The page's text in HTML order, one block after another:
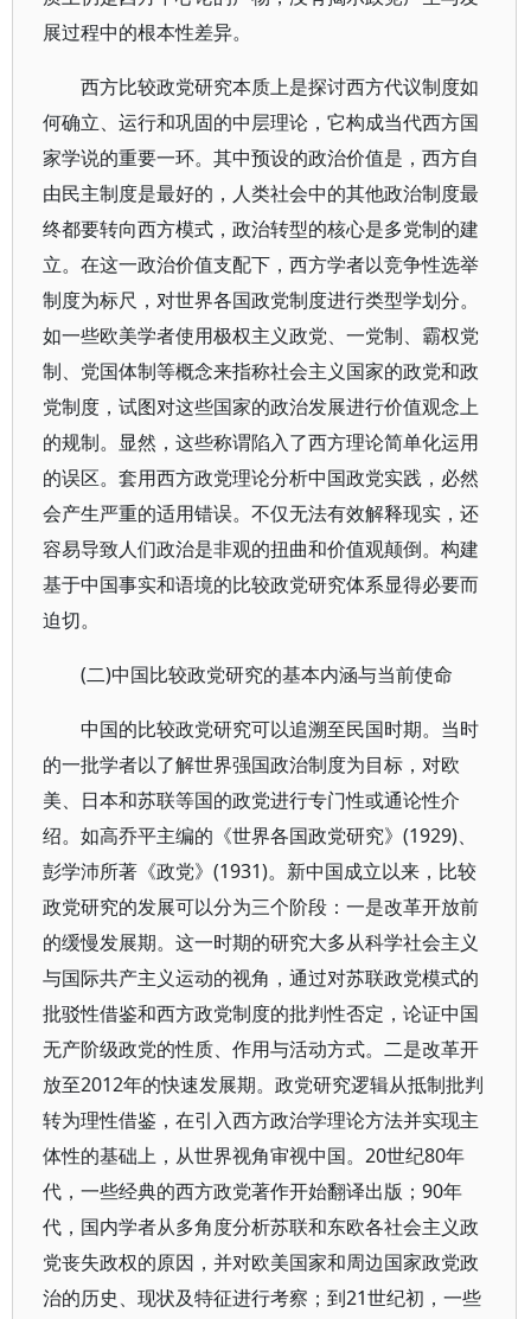
展过程中的根本性差异。
西方比较政党研究本质上是探讨西方代议制度如
何确立、运行和巩固的中层理论，它构成当代西方国
家学说的重要一环。其中预设的政治价值是，西方自
由民主制度是最好的，人类社会中的其他政治制度最
终都要转向西方模式，政治转型的核心是多党制的建
立。在这一政治价值支配下，西方学者以竞争性选举
制度为标尺，对世界各国政党制度进行类型学划分。
如一些欧美学者使用极权主义政党、一党制、霸权党
制、党国体制等概念来指称社会主义国家的政党和政
党制度，试图对这些国家的政治发展进行价值观念上
的规制。显然，这些称谓陷入了西方理论简单化运用
的误区。套用西方政党理论分析中国政党实践，必然
会产生严重的适用错误。不仅无法有效解释现实，还
容易导致人们政治是非观的扭曲和价值观颠倒。构建
基于中国事实和语境的比较政党研究体系显得必要而
迫切。
(二)中国比较政党研究的基本内涵与当前使命
中国的比较政党研究可以追溯至民国时期。当时
的一批学者以了解世界强国政治制度为目标，对欧
美、日本和苏联等国的政党进行专门性或通论性介
绍。如高乔平主编的《世界各国政党研究》(1929)、
彭学沛所著《政党》(1931)。新中国成立以来，比较
政党研究的发展可以分为三个阶段：一是改革开放前
的缓慢发展期。这一时期的研究大多从科学社会主义
与国际共产主义运动的视角，通过对苏联政党模式的
批驳性借鉴和西方政党制度的批判性否定，论证中国
无产阶级政党的性质、作用与活动方式。二是改革开
放至2012年的快速发展期。政党研究逻辑从抵制批判
转为理性借鉴，在引入西方政治学理论方法并实现主
体性的基础上，从世界视角审视中国。20世纪80年
代，一些经典的西方政党著作开始翻译出版；90年
代，国内学者从多角度分析苏联和东欧各社会主义政
党丧失政权的原因，并对欧美国家和周边国家政党政
治的历史、现状及特征进行考察；到21世纪初，一些